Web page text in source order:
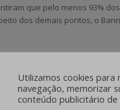
que pelo menos 93%
dos demais pontos, o
0 COMENTÁRIOS
/ POR
Utilizamos cookies para
navegação, memorizar
conteúdo publicitário